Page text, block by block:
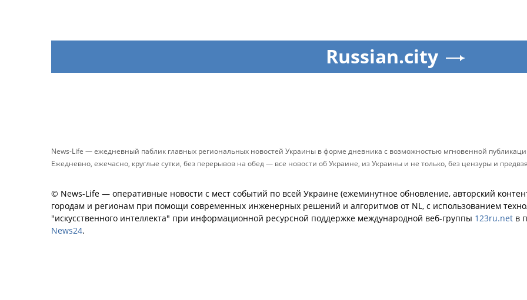
Russian.city
News-Life — ежедневный паблик главных региональных новостей Украины в форме дневника с возможностью мгновенной
Ежедневно, ежечасно, круглые сутки, без перерывов на обед — все новости об Украине, из Украины и не только, без цензуры и
© News-Life — оперативные новости с мест событий по всей Украине (ежеминутное обновление, авторский
городам и регионам при помощи современных инженерных решений и алгоритмов от NL, с использованием
"искусственного интеллекта" при информационной ресурсной поддержке международной веб-группы 123ru.net в
News24.